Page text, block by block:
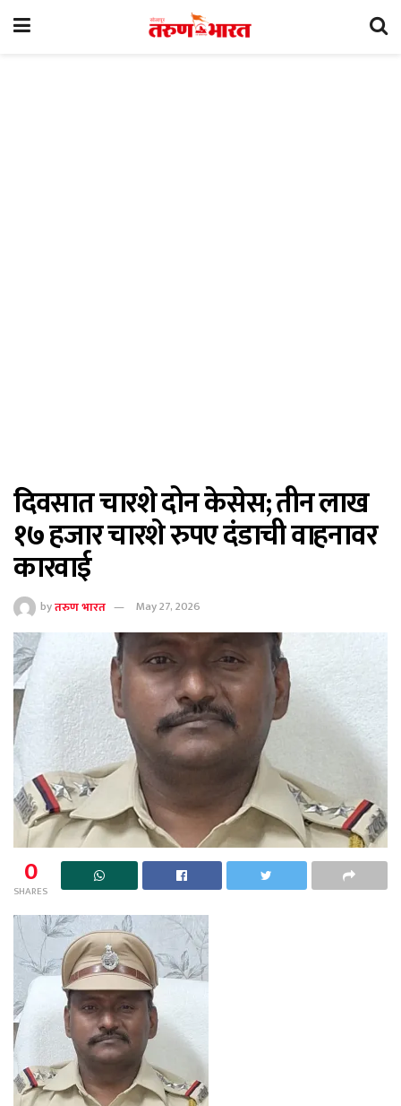
दिवसात चारशे दोन केसेस; तीन लाख
१७ हजार चारशे रुपए दंडाची वाहनावर
कारवाई
byतरुण भारत May 27, 2026
0
SHARES